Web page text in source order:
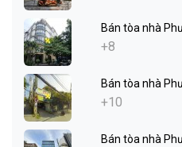
Bán tòa nhà
+8
Bán tòa nhà
+10
Bán tòa nhà